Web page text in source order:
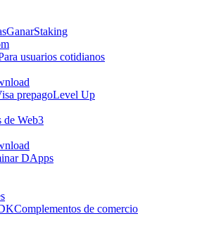
GanarStaking
usuarios cotidianos
prepagoLevel Up
de Web3
DApps
Complementos de comercio